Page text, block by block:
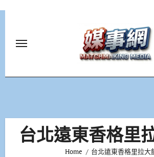
台北遠東香格里
Home 台北遠東香格里拉大